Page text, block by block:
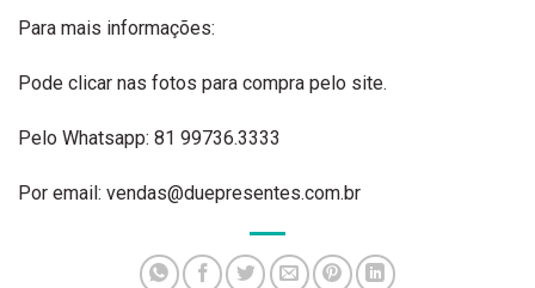
Para mais informações:
Pode clicar nas fotos para compra pelo site.
Pelo Whatsapp: 81 99736.3333
Por email: vendas@duepresentes.com.br